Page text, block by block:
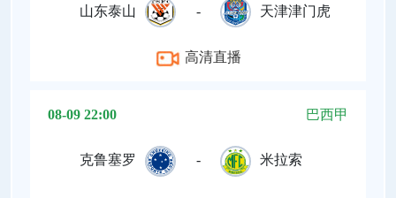
山东泰山 - 天津津门虎
高清直播
08-09 22:00 巴西甲
克鲁塞罗 - 米拉索